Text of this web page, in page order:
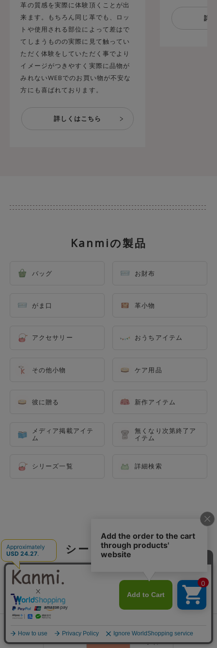
革の質感を実際に体験頂くことが出
来ます。もちろん同じ革でも、ロッ
トや使用される部位によって差はで
てしまうものの実際に見て触ってい
ただく体験をしていただく事でより
イメージがつきやすく実際に品物が
みれないWEBでのお買い物が不安な
方にも喜ばれております。
Kanmiの製品
バッグ お財布
がま口 革小物
アクセサリー おうちアイテム
その他小物 ケア用品
彼に贈る 新作アイテム
メディア掲載アイテ
ム
無くなり次第終了ア
イテム
シリーズ一覧 詳細検索
シーン別で探す
会員登録
ログイン